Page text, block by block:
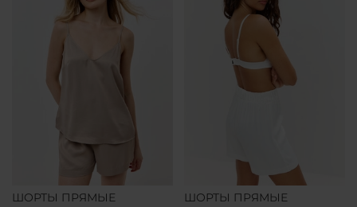
ШОРТЫ ПРЯМЫЕ
ШОРТЫ ПРЯМЫЕ